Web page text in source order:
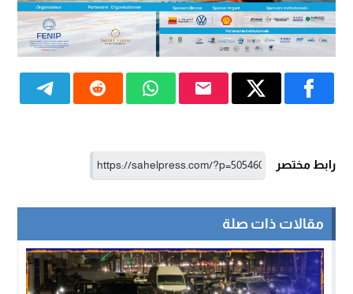
رابط مختصر
مقالات ذات صلة